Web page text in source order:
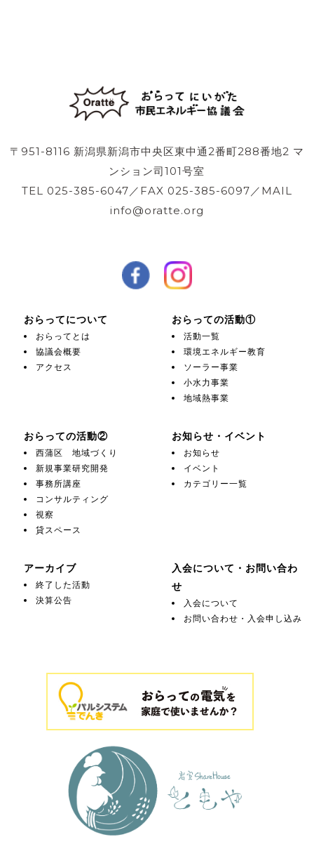
〒951-8116 新潟県新潟市中央区東中通2番町288番地2 マ
ンション司101号室
TEL 025-385-6047／FAX 025-385-6097／MAIL
info@oratte.org
おらってについて
おらってとは
協議会概要
アクセス
おらっての活動①
活動一覧
環境エネルギー教育
ソーラー事業
小水力事業
地域熱事業
おらっての活動②
西蒲区 地域づくり
新規事業研究開発
事務所講座
コンサルティング
視察
貸スペース
お知らせ・イベント
お知らせ
イベント
カテゴリー一覧
アーカイブ
終了した活動
決算公告
入会について・お問い合わ
せ
入会について
お問い合わせ・入会申し込み